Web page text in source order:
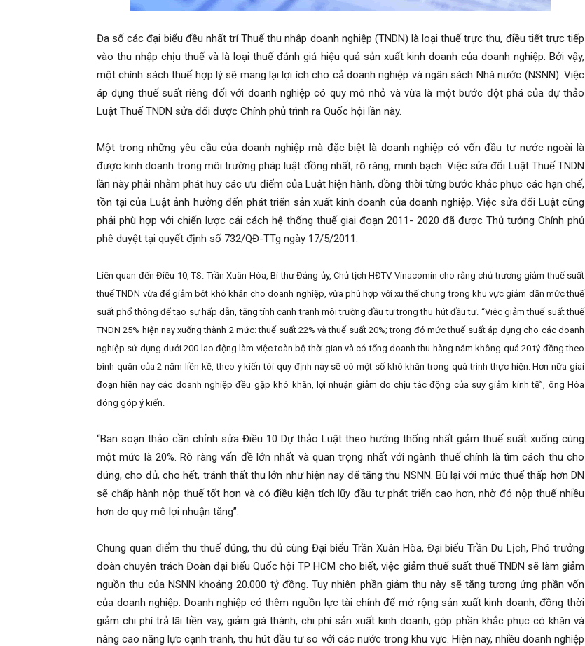
Đa số các đại biểu đều nhất trí Thuế thu nhập doanh nghiệp (TNDN) là loại thuế trực thu, điều tiết trực tiếp
vào thu nhập chịu thuế và là loại thuế đánh giá hiệu quả sản xuất kinh doanh của doanh nghiệp. Bởi vậy,
một chính sách thuế hợp lý sẽ mang lại lợi ích cho cả doanh nghiệp và ngân sách Nhà nước (NSNN). Việc
áp dụng thuế suất riêng đối với doanh nghiệp có quy mô nhỏ và vừa là một bước đột phá của dự thảo
Luật Thuế TNDN sửa đổi được Chính phủ trình ra Quốc hội lần này.
Một trong những yêu cầu của doanh nghiệp mà đặc biệt là doanh nghiệp có vốn đầu tư nước ngoài là
được kinh doanh trong môi trường pháp luật đồng nhất, rõ ràng, minh bạch. Việc sửa đổi Luật Thuế TNDN
lần này phải nhằm phát huy các ưu điểm của Luật hiện hành, đồng thời từng bước khắc phục các hạn chế,
tồn tại của Luật ảnh hưởng đến phát triển sản xuất kinh doanh của doanh nghiệp. Việc sửa đổi Luật cũng
phải phù hợp với chiến lược cải cách hệ thống thuế giai đoạn 2011- 2020 đã được Thủ tướng Chính phủ
phê duyệt tại quyết định số 732/QĐ-TTg ngày 17/5/2011.
Liên quan đến Điều 10, TS. Trần Xuân Hòa, Bí thư Đảng ủy, Chủ tịch HĐTV Vinacomin cho rằng chủ trương giảm thuế suất
thuế TNDN vừa để giảm bớt khó khăn cho doanh nghiệp, vừa phù hợp với xu thế chung trong khu vực giảm dần mức thuế
suất phổ thông để tạo sự hấp dẫn, tăng tính cạnh tranh môi trường đầu tư trong thu hút đầu tư. “Việc giảm thuế suất thuế
TNDN 25% hiện nay xuống thành 2 mức: thuế suất 22% và thuế suất 20%; trong đó mức thuế suất áp dụng cho các doanh
nghiệp sử dụng dưới 200 lao động làm việc toàn bộ thời gian và có tổng doanh thu hàng năm không quá 20 tỷ đồng theo
bình quân của 2 năm liền kề, theo ý kiến tôi quy định này sẽ có một số khó khăn trong quá trình thực hiện. Hơn nữa giai
đoạn hiện nay các doanh nghiệp đều gặp khó khăn, lợi nhuận giảm do chịu tác động của suy giảm kinh tế”, ông Hòa
đóng góp ý kiến.
“Ban soạn thảo cần chỉnh sửa Điều 10 Dự thảo Luật theo hướng thống nhất giảm thuế suất xuống cùng
một mức là 20%. Rõ ràng vấn đề lớn nhất và quan trọng nhất với ngành thuế chính là tìm cách thu cho
đúng, cho đủ, cho hết, tránh thất thu lớn như hiện nay để tăng thu NSNN. Bù lại với mức thuế thấp hơn DN
sẽ chấp hành nộp thuế tốt hơn và có điều kiện tích lũy đầu tư phát triển cao hơn, nhờ đó nộp thuế nhiều
hơn do quy mô lợi nhuận tăng”.
Chung quan điểm thu thuế đúng, thu đủ cùng Đại biểu Trần Xuân Hòa, Đại biểu Trần Du Lịch, Phó trưởng
đoàn chuyên trách Đoàn đại biểu Quốc hội TP HCM cho biết, việc giảm thuế suất thuế TNDN sẽ làm giảm
nguồn thu của NSNN khoảng 20.000 tỷ đồng. Tuy nhiên phần giảm thu này sẽ tăng tương ứng phần vốn
của doanh nghiệp. Doanh nghiệp có thêm nguồn lực tài chính để mở rộng sản xuất kinh doanh, đồng thời
giảm chi phí trả lãi tiền vay, giảm giá thành, chi phí sản xuất kinh doanh, góp phần khắc phục có khăn và
nâng cao năng lực cạnh tranh, thu hút đầu tư so với các nước trong khu vực. Hiện nay, nhiều doanh nghiệp